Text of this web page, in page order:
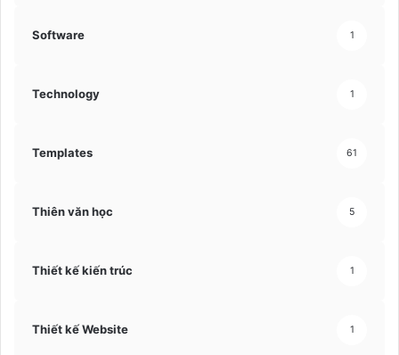
Software 1
Technology 1
Templates 61
Thiên văn học 5
Thiết kế kiến trúc 1
Thiết kế Website 1